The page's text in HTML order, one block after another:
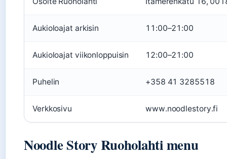
Aukioloajat arkisin 11:00–21:00
Aukioloajat viikonloppuisin 12:00–21:00
Puhelin +358 41 3285518
Verkkosivu www.noodlestory.fi
Noodle Story Ruoholahti menu